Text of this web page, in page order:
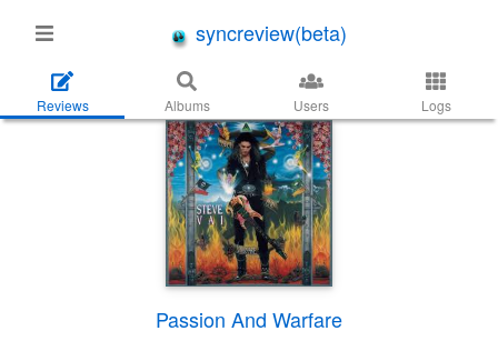
syncreview(beta)
Reviews Albums Users Logs
Passion And Warfare